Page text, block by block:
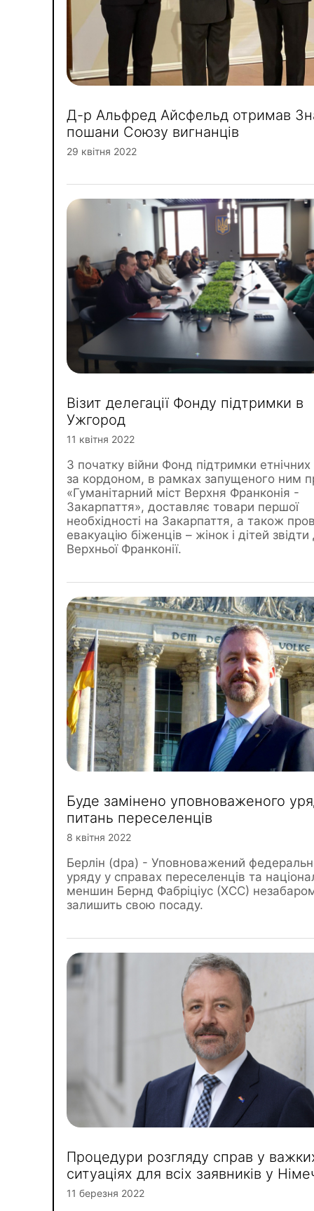
Д-р Альфред Айсфельд отримав
пошани Союзу вигнанців
29 квітня 2022
Візит делегації Фонду підтримки в
Ужгород
11 квітня 2022
З початку війни Фонд підтримки етнічних
за кордоном, в рамках запущеного ним
«Гуманітарний міст Верхня Франконія -
Закарпаття», доставляє товари першої
необхідності на Закарпаття, а також
евакуацію біженців – жінок і дітей звідти
Верхньої Франконії.
Буде замінено уповноваженого
питань переселенців
8 квітня 2022
Берлін (dpa) - Уповноважений
уряду у справах переселенців та
меншин Бернд Фабріціус (ХСС)
залишить свою посаду.
Процедури розгляду справ у
ситуаціях для всіх заявників у
11 березня 2022